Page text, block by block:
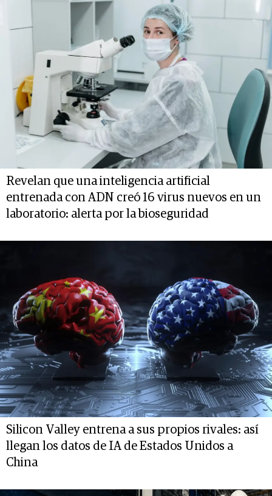
Revelan que una inteligencia artificial
entrenada con ADN creó 16 virus nuevos en un
laboratorio: alerta por la bioseguridad
Silicon Valley entrena a sus propios rivales: así
llegan los datos de IA de Estados Unidos a
China